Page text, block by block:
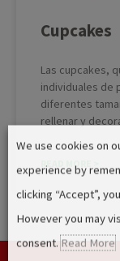
Cupcakes
Las cupcakes,
individuales de
diferentes
rellenar y
READ MORE >
We use cookies on
experience by
clicking “Accept”,
However you may
consent. Read More